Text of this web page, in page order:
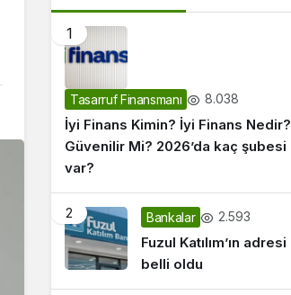
1
Tasarruf Finansmanı 8.038
İyi Finans Kimin? İyi Finans Nedir?
Güvenilir Mi? 2026’da kaç şubesi
var?
2 Bankalar 2.593
Fuzul Katılım’ın adresi
belli oldu